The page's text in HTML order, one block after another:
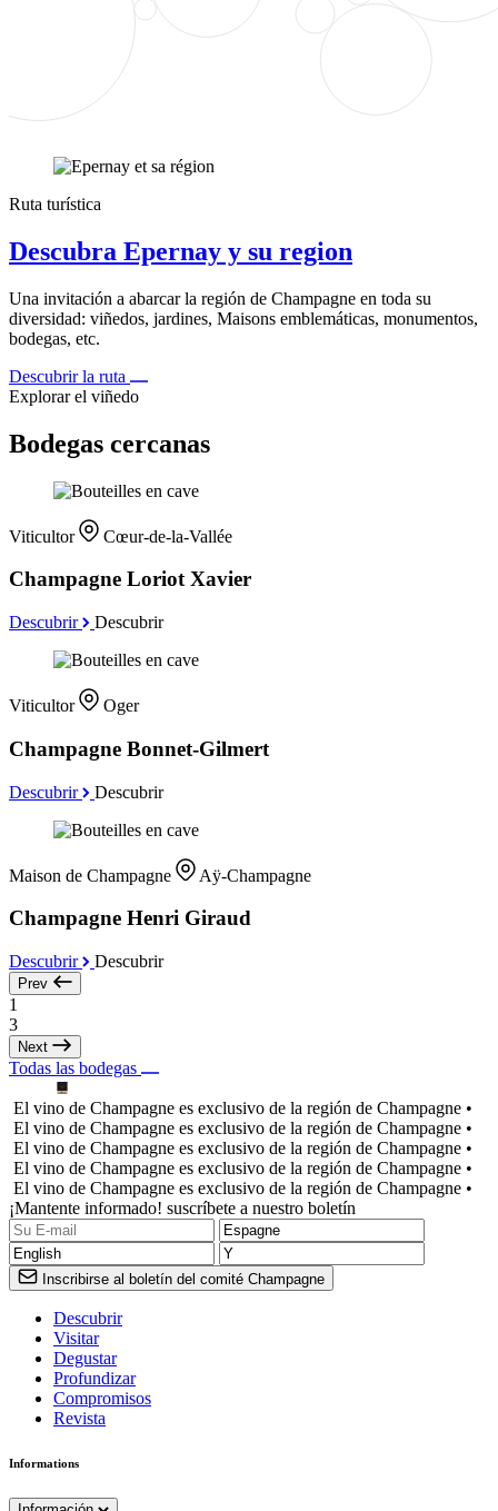
Ruta turística
Descubra Epernay y su region
Una invitación a abarcar la región de Champagne en toda su
diversidad: viñedos, jardines, Maisons emblemáticas, monumentos,
bodegas, etc.
Descubrir la ruta
Explorar el viñedo
Bodegas cercanas
Viticultor Cœur-de-la-Vallée
Champagne Loriot Xavier
Descubrir Descubrir
Viticultor Oger
Champagne Bonnet-Gilmert
Descubrir Descubrir
Maison de Champagne Aÿ-Champagne
Champagne Henri Giraud
Descubrir Descubrir
Prev
1
3
Next
Todas las bodegas
El vino de Champagne es exclusivo de la región de Champagne •
El vino de Champagne es exclusivo de la región de Champagne •
El vino de Champagne es exclusivo de la región de Champagne •
El vino de Champagne es exclusivo de la región de Champagne •
El vino de Champagne es exclusivo de la región de Champagne •
¡Mantente informado! suscríbete a nuestro boletín
Inscribirse al boletín del comité Champagne
Descubrir
Visitar
Degustar
Profundizar
Compromisos
Revista
Informations